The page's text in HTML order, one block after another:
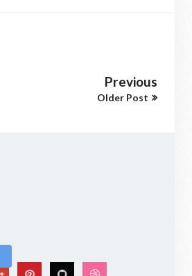
Previous
Older Post